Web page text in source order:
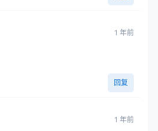
1 年前
回复
1 年前